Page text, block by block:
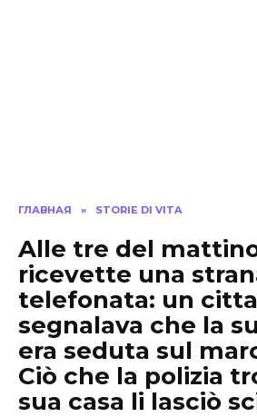
ГЛАВНАЯ » STORIE DI VITA
Alle tre del
ricevette una
telefonata: un
segnalava che la
era seduta sul
Ciò che la polizia
sua casa li lasciò